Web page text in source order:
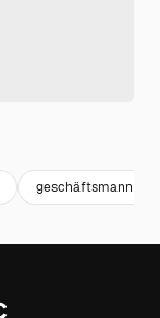
geschäftsmann